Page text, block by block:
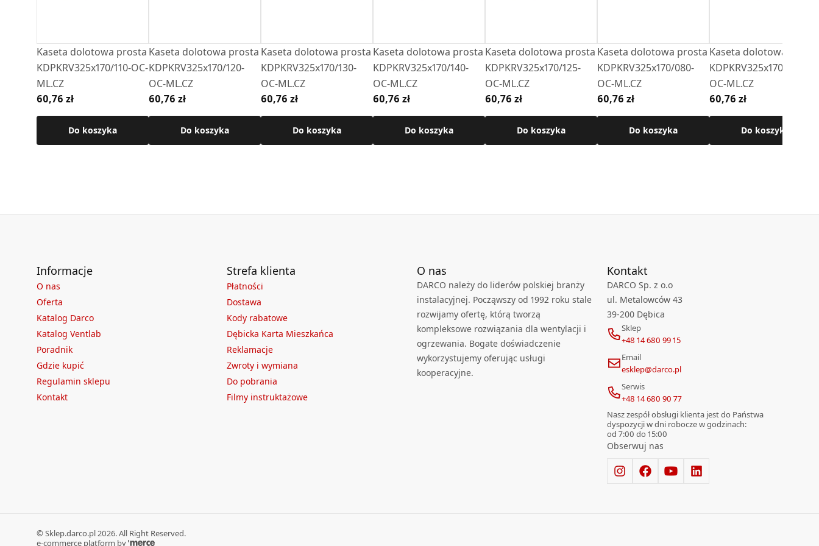
Kaseta dolotowa prosta
KDPKRV325x170/110-OC-
ML.CZ
60,76 zł
Do koszyka
Kaseta dolotowa prosta
KDPKRV325x170/120-
OC-ML.CZ
60,76 zł
Do koszyka
Kaseta dolotowa prosta
KDPKRV325x170/130-
OC-ML.CZ
60,76 zł
Do koszyka
Kaseta dolotowa prosta
KDPKRV325x170/140-
OC-ML.CZ
60,76 zł
Do koszyka
Kaseta dolotowa prosta
KDPKRV325x170/125-
OC-ML.CZ
60,76 zł
Do koszyka
Kaseta dolotowa prosta
KDPKRV325x170/080-
OC-ML.CZ
60,76 zł
Do koszyka
Kaseta dolotowa prosta
KDPKRV325x170/150-
OC-ML.CZ
60,76 zł
Do koszyka
Informacje
O nas
Oferta
Katalog Darco
Katalog Ventlab
Poradnik
Gdzie kupić
Regulamin sklepu
Kontakt
Strefa klienta
Płatności
Dostawa
Kody rabatowe
Dębicka Karta Mieszkańca
Reklamacje
Zwroty i wymiana
Do pobrania
Filmy instruktażowe
O nas
DARCO należy do liderów polskiej branży
instalacyjnej. Począwszy od 1992 roku stale
rozwijamy ofertę, którą tworzą
kompleksowe rozwiązania dla wentylacji i
ogrzewania. Bogate doświadczenie
wykorzystujemy oferując usługi
kooperacyjne.
Kontakt
DARCO Sp. z o.o
ul. Metalowców 43
39-200 Dębica
Sklep
+48 14 680 99 15
Email
esklep@darco.pl
Serwis
+48 14 680 90 77
Nasz zespół obsługi klienta jest do Państwa
dyspozycji w dni robocze w godzinach:
od 7:00 do 15:00
Obserwuj nas
© Sklep.darco.pl 2026. All Right Reserved.
e-commerce platform by